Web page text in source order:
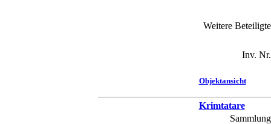
Weitere
Inv.
Objektansicht
Krimtatare